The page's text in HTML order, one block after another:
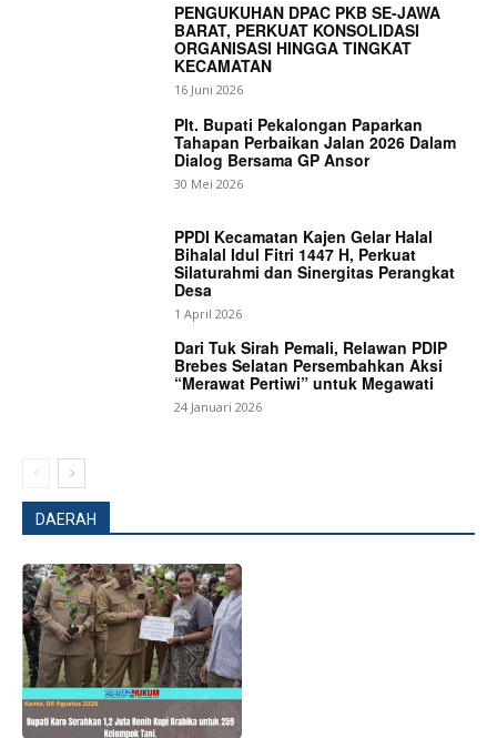
Magazine PRO
PENGUKUHAN DPAC PKB SE-JAWA
BARAT, PERKUAT KONSOLIDASI
ORGANISASI HINGGA TINGKAT
KECAMATAN
16 Juni 2026
Plt. Bupati Pekalongan Paparkan
Tahapan Perbaikan Jalan 2026 Dalam
Dialog Bersama GP Ansor
30 Mei 2026
PPDI Kecamatan Kajen Gelar Halal
Bihalal Idul Fitri 1447 H, Perkuat
Silaturahmi dan Sinergitas Perangkat
Desa
1 April 2026
Dari Tuk Sirah Pemali, Relawan PDIP
Brebes Selatan Persembahkan Aksi
“Merawat Pertiwi” untuk Megawati
24 Januari 2026
DAERAH